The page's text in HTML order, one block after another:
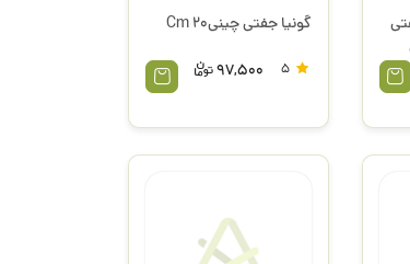
گونیا جفتی چینی20 Cm
5
97,500